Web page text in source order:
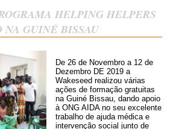
HELPING HELPERS
NA GUINÉ BISSAU
De 26 de Novembro a 12 de
Dezembro DE 2019 a
Wakeseed realizou várias
ações de formação gratuitas
na Guiné Bissau, dando apoio
à ONG AIDA no seu excelente
trabalho de ajuda médica e
intervenção social junto de